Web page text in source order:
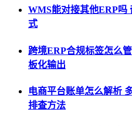
WMS能对接其他ERP吗
式
跨境ERP合规标签怎么
板化输出
电商平台账单怎么解析
排查方法